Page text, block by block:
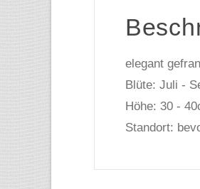
elegant
Blüte: Juli -
Höhe: 30 -
Standort: